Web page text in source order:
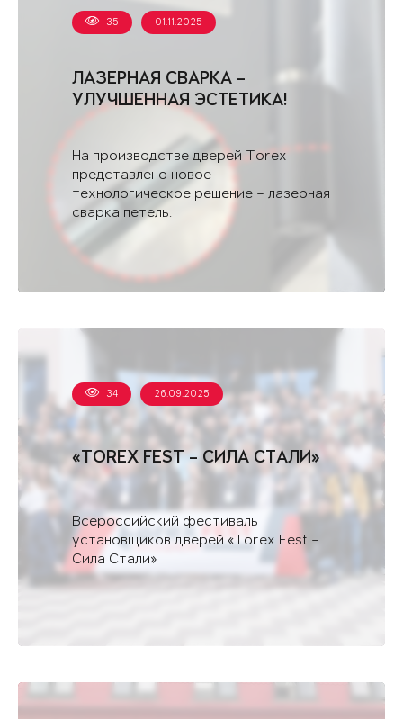
ЛАЗЕРНАЯ СВАРКА –
УЛУЧШЕННАЯ ЭСТЕТИКА!
35 01.11.2025
На производстве дверей Torex
представлено новое
технологическое решение – лазерная
сварка петель.
«TOREX FEST – СИЛА СТАЛИ»
34 26.09.2025
Всероссийский фестиваль
установщиков дверей «Torex Fest –
Сила Стали»